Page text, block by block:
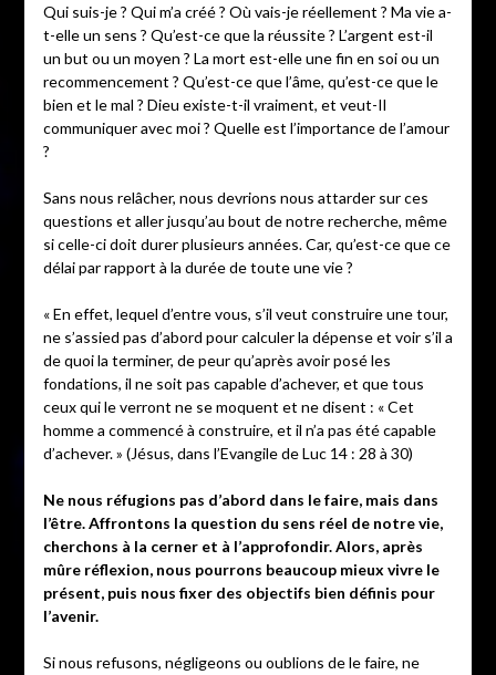
Qui suis-je ? Qui m’a créé ? Où vais-je réellement ? Ma vie a-
t-elle un sens ? Qu’est-ce que la réussite ? L’argent est-il
un but ou un moyen ? La mort est-elle une fin en soi ou un
recommencement ? Qu’est-ce que l’âme, qu’est-ce que le
bien et le mal ? Dieu existe-t-il vraiment, et veut-Il
communiquer avec moi ? Quelle est l’importance de l’amour
?
Sans nous relâcher, nous devrions nous attarder sur ces
questions et aller jusqu’au bout de notre recherche, même
si celle-ci doit durer plusieurs années. Car, qu’est-ce que ce
délai par rapport à la durée de toute une vie ?
« En effet, lequel d’entre vous, s’il veut construire une tour,
ne s’assied pas d’abord pour calculer la dépense et voir s’il a
de quoi la terminer, de peur qu’après avoir posé les
fondations, il ne soit pas capable d’achever, et que tous
ceux qui le verront ne se moquent et ne disent : « Cet
homme a commencé à construire, et il n’a pas été capable
d’achever. » (Jésus, dans l’Evangile de Luc 14 : 28 à 30)
Ne nous réfugions pas d’abord dans le faire, mais dans
l’être. Affrontons la question du sens réel de notre vie,
cherchons à la cerner et à l’approfondir. Alors, après
mûre réflexion, nous pourrons beaucoup mieux vivre le
présent, puis nous fixer des objectifs bien définis pour
l’avenir.
Si nous refusons, négligeons ou oublions de le faire, ne